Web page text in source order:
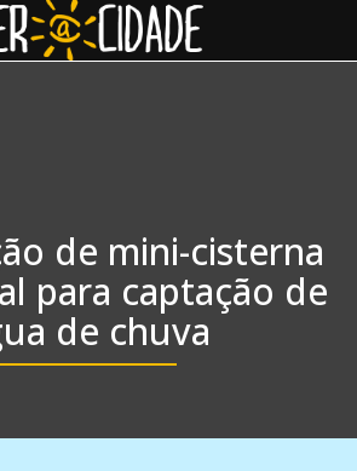
de mini-cisterna
para captação de
de chuva